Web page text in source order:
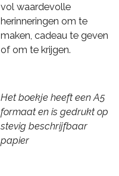
vol waardevolle
herinneringen om te
maken, cadeau te geven
of om te krijgen.
Het boekje heeft een A5
formaat en is gedrukt op
stevig beschrijfbaar
papier